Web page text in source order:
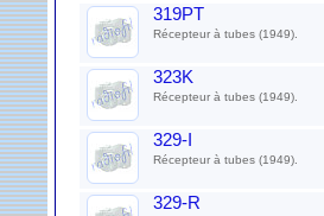
319PT
Récepteur à tubes (1949).
323K
Récepteur à tubes (1949).
329-I
Récepteur à tubes (1949).
329-R